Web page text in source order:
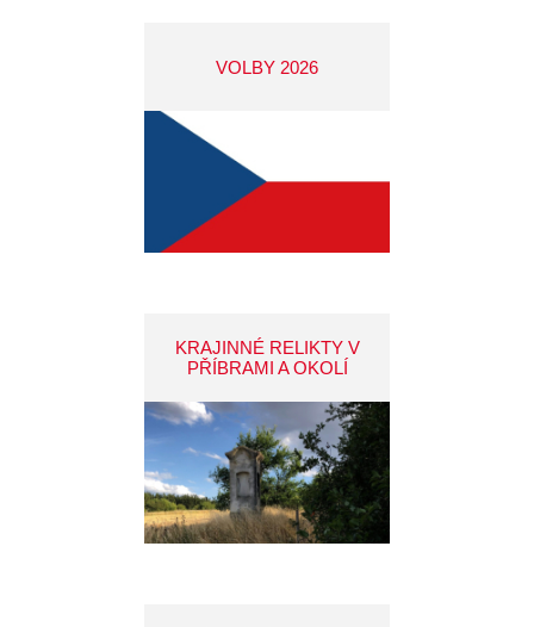
VOLBY 2026
KRAJINNÉ RELIKTY V
PŘÍBRAMI A OKOLÍ